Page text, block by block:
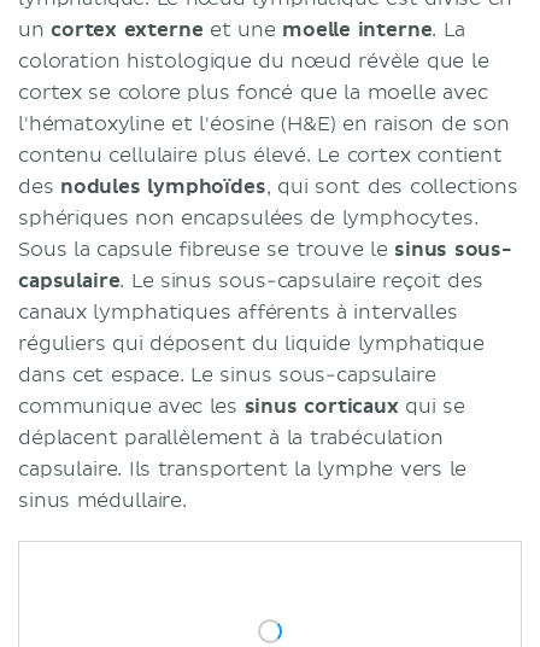
uncortex externe et une moelle interne. La
coloration histologique du nœud révèle que le
cortex se colore plus foncé que la moelle avec
l'hématoxyline et l'éosine (H&E) en raison de son
contenu cellulaire plus élevé. Le cortex contient
des nodules lymphoïdes, qui sont des collections
sphériques non encapsulées de lymphocytes.
Sous la capsule fibreuse se trouve le sinus sous-
capsulaire. Le sinus sous-capsulaire reçoit des
canaux lymphatiques afférents à intervalles
réguliers qui déposent du liquide lymphatique
dans cet espace. Le sinus sous-capsulaire
communique avec les sinus corticauxqui se
déplacent parallèlement à la trabéculation
capsulaire. Ils transportent la lymphe vers le
sinus médullaire.